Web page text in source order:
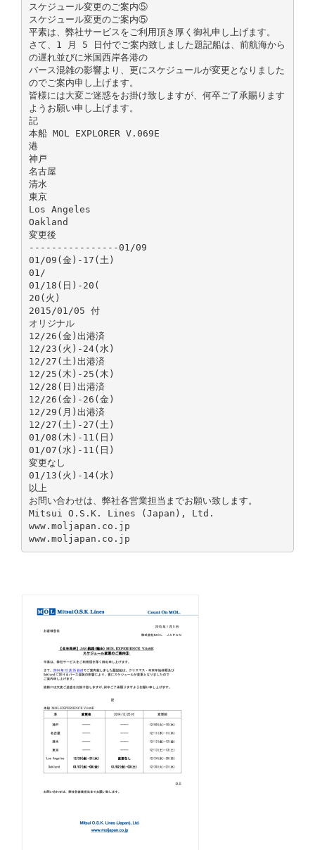
スケジュール変更のご案内⑤
スケジュール変更のご案内⑤
平素は、弊社サービスをご利用頂き厚く御礼申し上げます。
さて、1 月 5 日付でご案内致しました題記船は、前航海から
の遅れ並びに米国西岸各港の
バース混雑の影響より、更にスケジュールが変更となりました
のでご案内申し上げます。
皆様には大変ご迷惑をお掛け致しますが、何卒ご了承賜ります
ようお願い申し上げます。
記
本船 MOL EXPLORER V.069E
港
神戸
名古屋
清水
東京
Los Angeles
Oakland
変更後
----------------01/09
01/09(金)-17(土)
01/
01/18(日)-20(
20(火)
2015/01/05 付
オリジナル
12/26(金)出港済
12/23(火)-24(水)
12/27(土)出港済
12/25(木)-25(木)
12/28(日)出港済
12/26(金)-26(金)
12/29(月)出港済
12/27(土)-27(土)
01/08(木)-11(日)
01/07(水)-11(日)
変更なし
01/13(火)-14(水)
以上
お問い合わせは、弊社各営業担当までお願い致します。
Mitsui O.S.K. Lines (Japan), Ltd.
www.moljapan.co.jp